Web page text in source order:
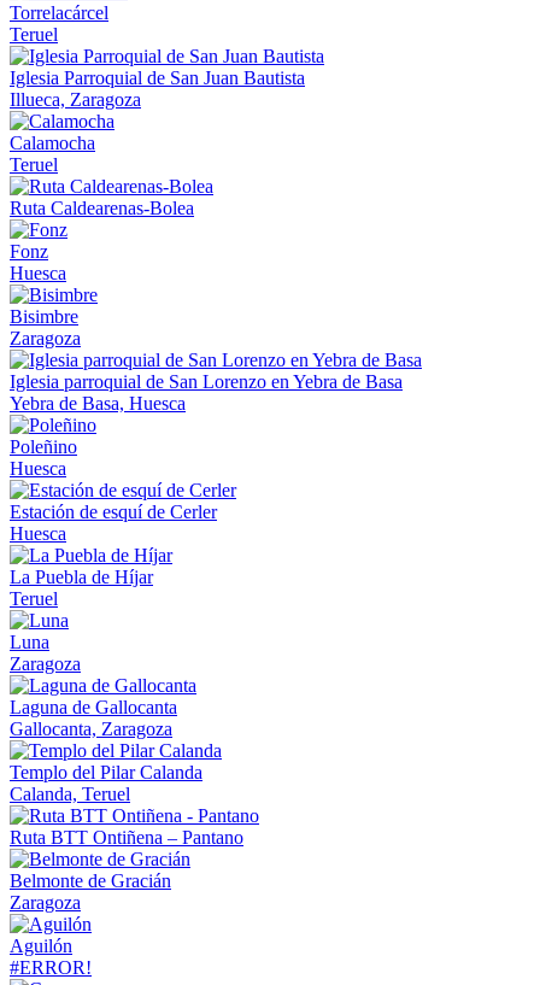
Torrelacárcel
Teruel
Iglesia Parroquial de San Juan Bautista
Illueca, Zaragoza
Calamocha
Teruel
Ruta Caldearenas-Bolea
Fonz
Huesca
Bisimbre
Zaragoza
Iglesia parroquial de San Lorenzo en Yebra de Basa
Yebra de Basa, Huesca
Poleñino
Huesca
Estación de esquí de Cerler
Huesca
La Puebla de Híjar
Teruel
Luna
Zaragoza
Laguna de Gallocanta
Gallocanta, Zaragoza
Templo del Pilar Calanda
Calanda, Teruel
Ruta BTT Ontiñena – Pantano
Belmonte de Gracián
Zaragoza
Aguilón
#ERROR!